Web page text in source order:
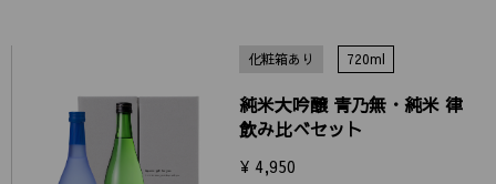
化粧箱あり 720ml
純米大吟醸 青乃無・純米 律
飲み比べセット
¥ 4,950